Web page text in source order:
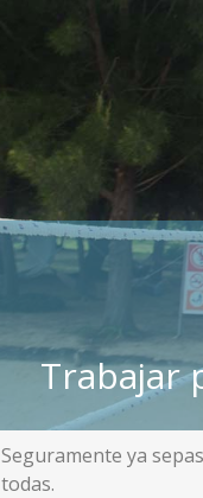
Trabajar
Seguramente ya sepas
todas.